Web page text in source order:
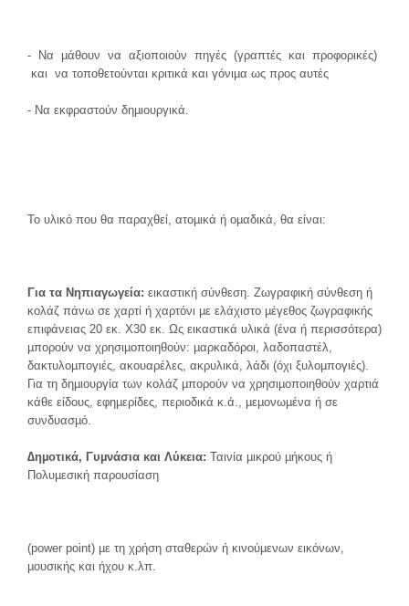
- Να µάθουν να αξιοποιούν πηγές (γραπτές και προφορικές)
και να τοποθετούνται κριτικά και γόνιµα ως προς αυτές
- Να εκφραστούν δηµιουργικά.
Το υλικό που θα παραχθεί, ατοµικά ή οµαδικά, θα είναι:
Για τα Νηπιαγωγεία: εικαστική σύνθεση. Ζωγραφική σύνθεση ή
κολάζ πάνω σε χαρτί ή χαρτόνι µε ελάχιστο µέγεθος ζωγραφικής
επιφάνειας 20 εκ. Χ30 εκ. Ως εικαστικά υλικά (ένα ή περισσότερα)
µπορούν να χρησιµοποιηθούν: µαρκαδόροι, λαδοπαστέλ,
δακτυλοµπογιές, ακουαρέλες, ακρυλικά, λάδι (όχι ξυλοµπογιές).
Για τη δηµιουργία των κολάζ µπορούν να χρησιµοποιηθούν χαρτιά
κάθε είδους, εφηµερίδες, περιοδικά κ.ά., µεµονωµένα ή σε
συνδυασµό.
∆ηµοτικά, Γυµνάσια και Λύκεια: Ταινία µικρού µήκους ή
Πολυµεσική παρουσίαση
(power point) µε τη χρήση σταθερών ή κινούµενων εικόνων,
µουσικής και ήχου κ.λπ.